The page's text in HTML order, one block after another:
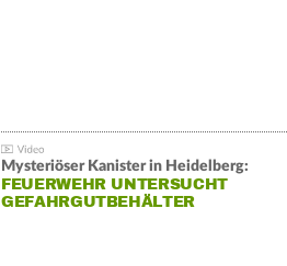
Mysteriöser Kanister in Heidelberg:
FEUERWEHR UNTERSUCHT
GEFAHRGUTBEHÄLTER